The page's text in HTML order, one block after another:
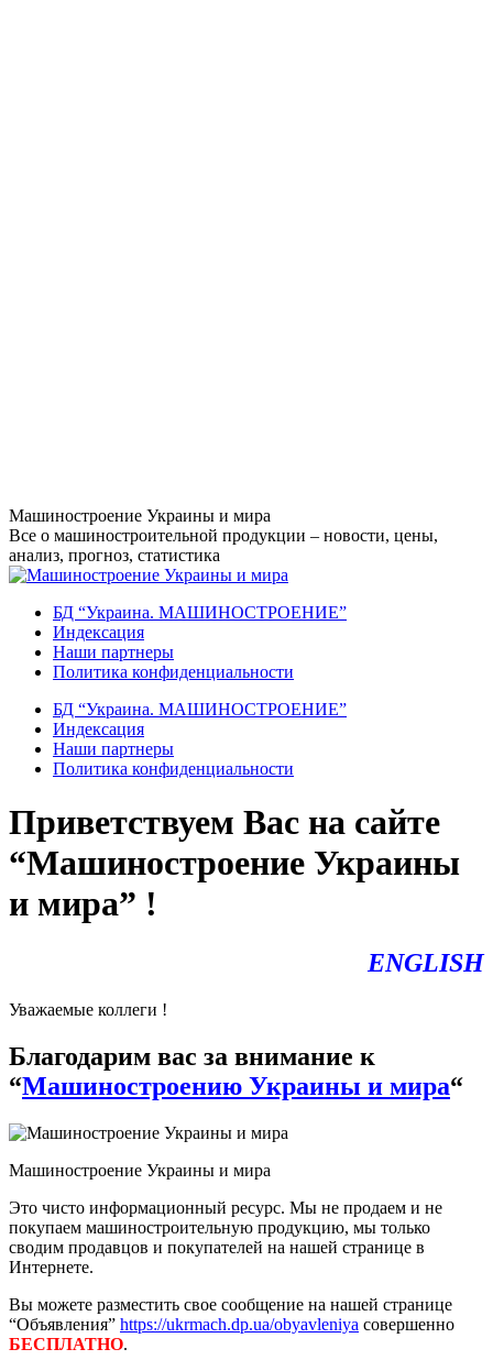
Перейти
к
содержанию
Машиностроение Украины и мира
Все о машиностроительной продукции – новости, цены,
анализ, прогноз, статистика
БД “Украина. МАШИНОСТРОЕНИЕ”
Индекcация
Наши партнеры
Политика конфиденциальности
БД “Украина. МАШИНОСТРОЕНИЕ”
Индекcация
Наши партнеры
Политика конфиденциальности
Приветствуем Вас на сайте
“Машиностроение Украины
и мира” !
ENGLISH
Уважаемые коллеги !
Благодарим вас за внимание к
“Машиностроению Украины и мира“
Машиностроение Украины и мира
Это чисто информационный ресурс. Мы не продаем и не
покупаем машиностроительную продукцию, мы только
сводим продавцов и покупателей на нашей странице в
Интернете.
Вы можете разместить свое сообщение на нашей странице
“Объявления” https://ukrmach.dp.ua/obyavleniya совершенно
БЕСПЛАТНО.